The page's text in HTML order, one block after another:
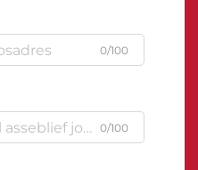
0/100
0/100